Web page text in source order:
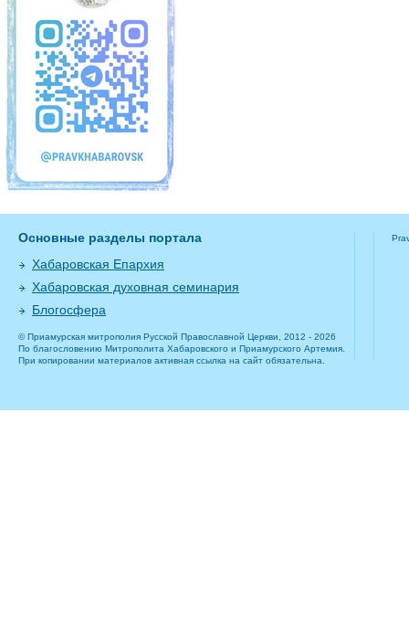
Основные разделы портала
Хабаровская Епархия
Хабаровская духовная семинария
Блогосфера
© Приамурская митрополия Русской Православной Церкви, 2012 - 2026
По благословению Митрополита Хабаровского и Приамурского Артемия.
При копировании материалов активная ссылка на сайт обязательна.